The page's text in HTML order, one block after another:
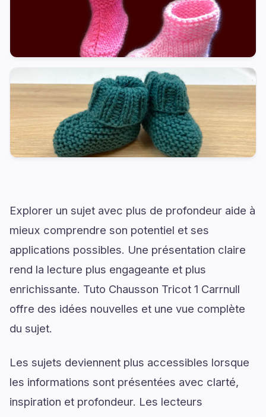
Explorer un sujet avec plus de profondeur aide à
mieux comprendre son potentiel et ses
applications possibles. Une présentation claire
rend la lecture plus engageante et plus
enrichissante. Tuto Chausson Tricot 1 Carrnull
offre des idées nouvelles et une vue complète
du sujet.
Les sujets deviennent plus accessibles lorsque
les informations sont présentées avec clarté,
inspiration et profondeur. Les lecteurs